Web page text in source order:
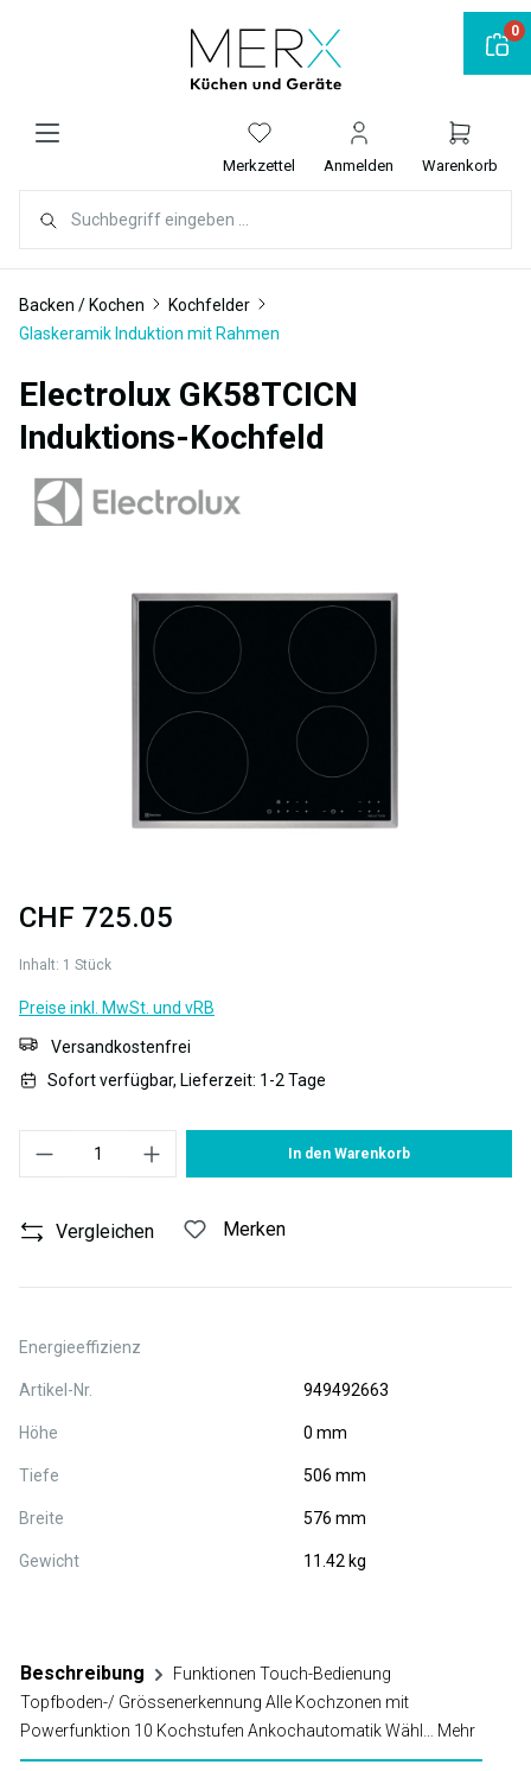
Merkzettel Anmelden Warenkorb
Backen / Kochen
Kochfelder
Glaskeramik Induktion mit Rahmen
Electrolux GK58TCICN
Induktions-Kochfeld
Bildergalerie überspringen
CHF 725.05
Inhalt: 1 Stück
Preise inkl. MwSt. und vRB
Versandkostenfrei
Sofort verfügbar, Lieferzeit: 1-2 Tage
In den Warenkorb
Vergleichen Merken
Energieeffizienz
Artikel-Nr. 949492663
Höhe 0 mm
Tiefe 506 mm
Breite 576 mm
Gewicht 11.42 kg
Beschreibung
Funktionen Touch-Bedienung
Topfboden-/ Grössenerkennung Alle Kochzonen mit
Powerfunktion 10 Kochstufen Ankochautomatik Wähl… Mehr
0